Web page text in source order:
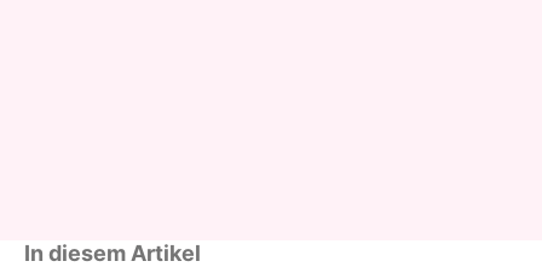
In diesem Artikel